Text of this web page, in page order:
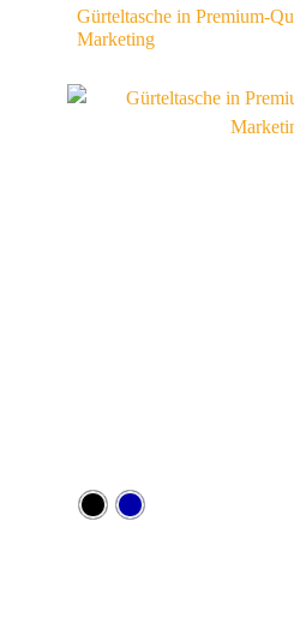
Gürteltasche in Premium-
Marketing